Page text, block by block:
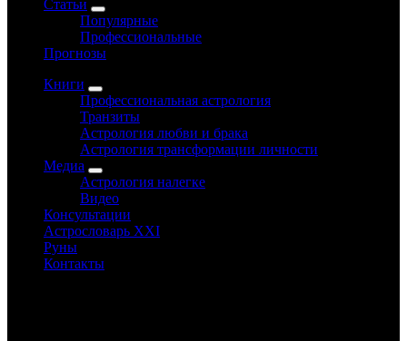
Статьи
Популярные
Профессиональные
Прогнозы
Книги
Профессиональная астрология
Транзиты
Астрология любви и брака
Астрология трансформации личности
Медиа
Астрология налегке
Видео
Консультации
Астрословарь XXI
Руны
Контакты